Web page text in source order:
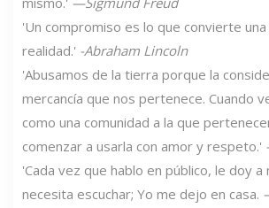
'Un compromiso es lo que convierte
realidad.' -Abraham Lincoln
'Abusamos de la tierra porque la
mercancía que nos pertenece. Cuando
como una comunidad a la que
comenzar a usarla con amor y respeto.'
'Cada vez que hablo en público, le doy a
necesita escuchar; Yo me dejo en casa.